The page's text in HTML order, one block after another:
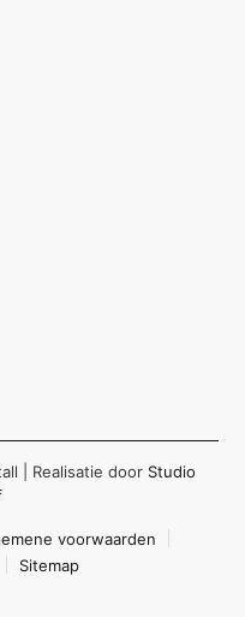
| Realisatie door Studio
voorwaarden
Sitemap